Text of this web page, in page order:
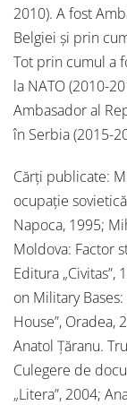
2010). A fost
Belgiei și prin
Tot prin cumul a
la NATO (2010-
Ambasador al
în Serbia (2015-
Cărți publicate:
ocupație
Napoca, 1995;
Moldova: Factor
Editura „Civitas”,
on Military
House”, Oradea,
Anatol Țăranu.
Culegere de
„Litera”, 2004;